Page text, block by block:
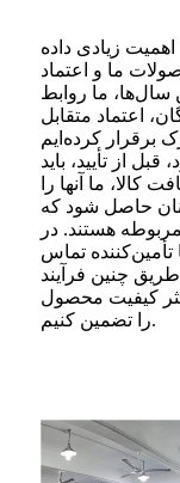
زیادی داده
ما و اعتماد
ما روابط
اعتماد متقابل
از تأیید، باید
ما آنها را
حاصل شود که
هستند. در
تماس
چنین فرآیند
کیفیت محصول
را تضمین کنیم.